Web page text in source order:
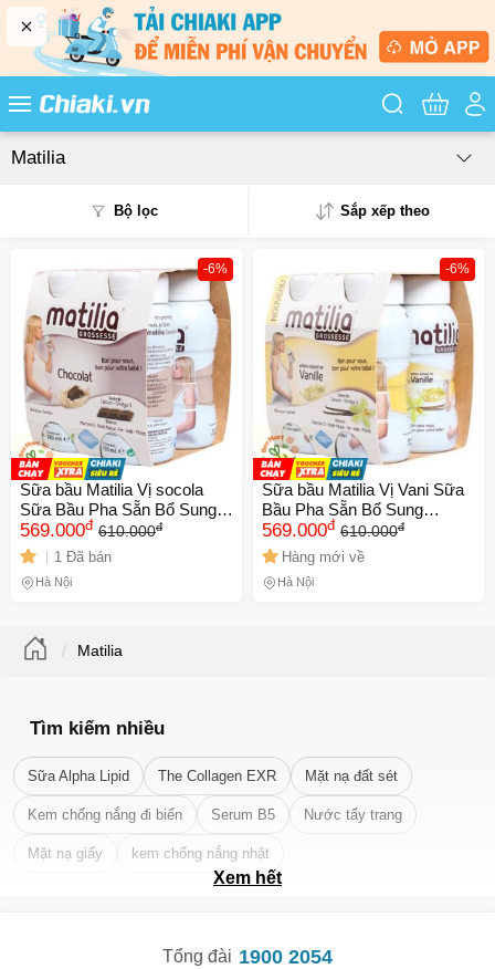
Tìm kiếm
Matilia
Bộ lọc Sắp xếp theo
Phổ biến
Mua nhiều
Mới nhất
Giá từ thấp - cao
Giá từ cao - thấp
-6%
Sữa bầu Matilia Vị socola
Sữa Bầu Pha Sẵn Bổ Sung
Dưỡng Chất Cho Bé (Lốc 4
hộp) 200ml
569.000đ 610.000đ
1 Đã bán
Hà Nội
-6%
Sữa bầu Matilia Vị Vani Sữa
Bầu Pha Sẵn Bổ Sung
Dưỡng Chất Cho Bé (Lốc 4
hộp) 200ml
569.000đ 610.000đ
Hàng mới về
Hà Nội
Matilia
Tìm kiếm nhiều
Sữa Alpha Lipid The Collagen EXR Mặt nạ đất sét
Kem chống nắng đi biển Serum B5 Nước tẩy trang
Mặt nạ giấy kem chống nắng nhật
Xem hết
Tổng đài 1900 2054